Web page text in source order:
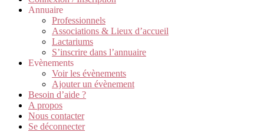
Annuaire
Professionnels
Associations & Lieux d’accueil
Lactariums
S’inscrire dans l’annuaire
Evènements
Voir les évènements
Ajouter un évènement
Besoin d’aide ?
A propos
Nous contacter
Se déconnecter